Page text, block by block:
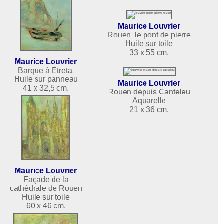
Maurice Louvrier
Barque à Étretat
Huile sur panneau
41 x 32,5 cm.
Maurice Louvrier
Façade de la
cathédrale de Rouen
Huile sur toile
60 x 46 cm.
Maurice Louvrier
Rouen, le pont de pierre
Huile sur toile
33 x 55 cm.
Maurice Louvrier
Rouen depuis Canteleu
Aquarelle
21 x 36 cm.